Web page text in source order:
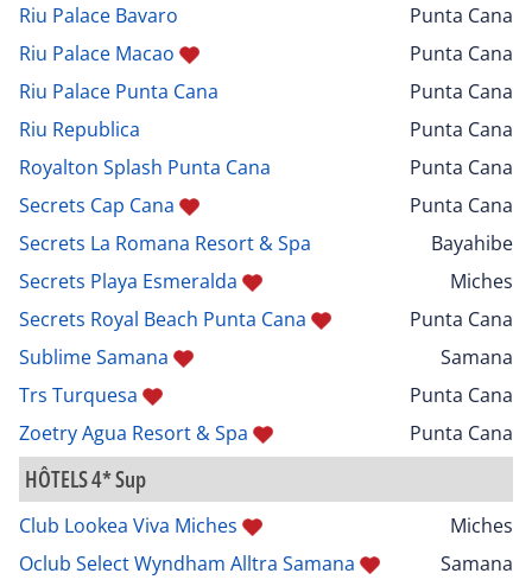
Riu Palace Bavaro
Punta Cana
Riu Palace Macao
Punta Cana
Riu Palace Punta Cana
Punta Cana
Riu Republica
Punta Cana
Royalton Splash Punta Cana
Punta Cana
Secrets Cap Cana
Punta Cana
Secrets La Romana Resort & Spa
Bayahibe
Secrets Playa Esmeralda
Miches
Secrets Royal Beach Punta Cana
Punta Cana
Sublime Samana
Samana
Trs Turquesa
Punta Cana
Zoetry Agua Resort & Spa
Punta Cana
HÔTELS 4* Sup
Club Lookea Viva Miches
Miches
Oclub Select Wyndham Alltra Samana
Samana